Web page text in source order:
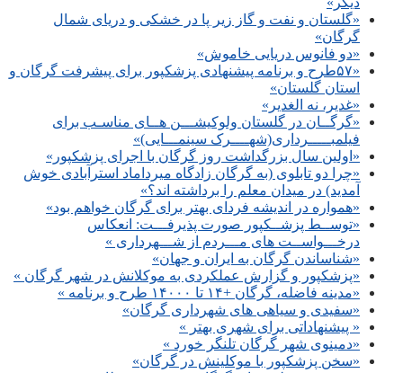
«گلستان و نفت و گاز زیر پا در خشکی و دریای شمال
گرگان»
«دو فانوس دریایی خاموش»
«۵۷طرح و برنامه پیشنهادی پزشکپور برای پیشرفت گرگان و
استان گلستان»
«غدیر، نه الغدیر»
«گرگــان در گلستان ولوکیشـــن هــای مناسـب برای
فیلمبـــــرداری(شهــــرک سینمـــایی)»
«اولین سال بزرگداشت روز گرگان با اجرای پزشکپور»
«چرا دو تابلوی (به گرگان زادگاه میرداماد استرآبادی خوش
آمدید) در میدان معلم را برداشته اند؟»
«همواره در اندیشه فردای بهتر برای گرگان خواهم بود»
«توســط پزشــکپور صورت پذیرفـــت: انعکاس
درخـــواســت های مـــردم از شـــهرداری »
«شناساندن گرگان به ایران و جهان»
«پزشکپور و گزارش عملکردی به موکلانش در شهر گرگان »
«مدینه فاضله، گرگان +۱۴ تا ۱۴۰۰۰ طرح و برنامه »
«سفیدی و سیاهی های شهرداری گرگان»
« پیشنهاداتی برای شهری بهتر »
«دمینوی شهر گرگان تلنگر خورد »
«سخن پزشکپور با موکلینش در گرگان»